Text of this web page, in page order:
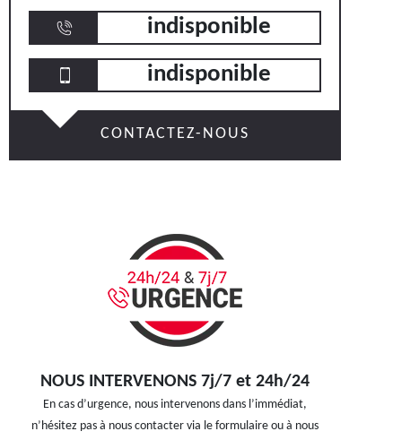
indisponible
indisponible
CONTACTEZ-NOUS
NOUS INTERVENONS 7j/7 et 24h/24
En cas d’urgence, nous intervenons dans l’immédiat,
n’hésitez pas à nous contacter via le formulaire ou à nous